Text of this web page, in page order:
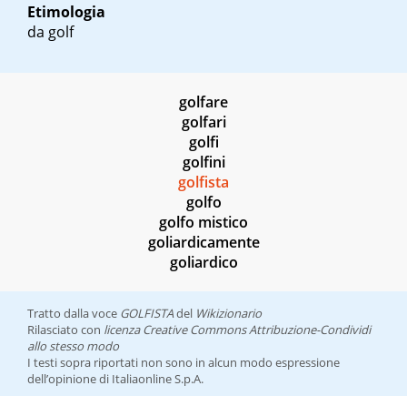
Etimologia
da golf
golfare
golfari
golfi
golfini
golfista
golfo
golfo mistico
goliardicamente
goliardico
Tratto dalla voce GOLFISTAdel Wikizionario
Rilasciato con licenza Creative Commons Attribuzione-Condividi
allo stesso modo
I testi sopra riportati non sono in alcun modo espressione
dell’opinione di Italiaonline S.p.A.